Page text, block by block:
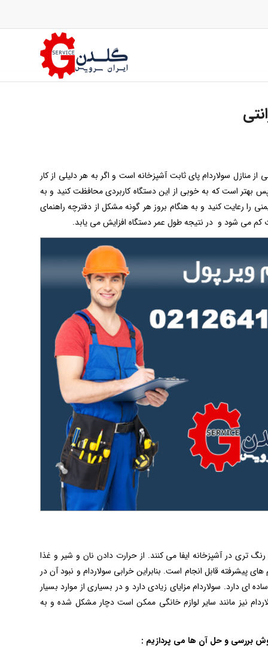
منازل سولاردام پای ثابت آشپزخانه است و اگر به هر دلیلی از کار
بهتر است که به خوبی از این دستگاه کاربردی محافظت کنید و به
را رعایت کنید و به هنگام بروز هر گونه مشکل از دفترچه راهنمای
کم می شود و در نتیجه طول عمر دستگاه افزایش می یابد.
تری در آشپزخانه ایفا می کنند. از حرارت دادن نان و شیر و غذا
قابل انجام است. بنابراین خرابی سولاردام و نبود آن در
دارد. سولاردام مزایای زیادی دارد و در بسیاری از موارد بسیار
نیز مانند سایر لوازم خانگی ممکن است دچار مشکل شده و به
بررسی و حل آن ها می پردازیم :